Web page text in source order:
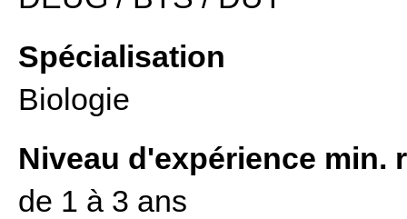
Spécialisation
Biologie
Niveau d'expérience min.
de 1 à 3 ans